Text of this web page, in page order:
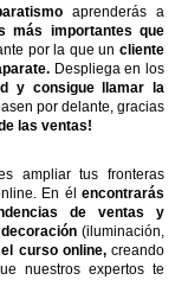
aprenderás a
más importantes que
por la que uncliente
Despliega en los
y consigue llamar la
por delante, gracias
las ventas!
ampliar tus fronteras
En él encontrarás
de ventas y
(iluminación,
curso online,creando
nuestros expertos te